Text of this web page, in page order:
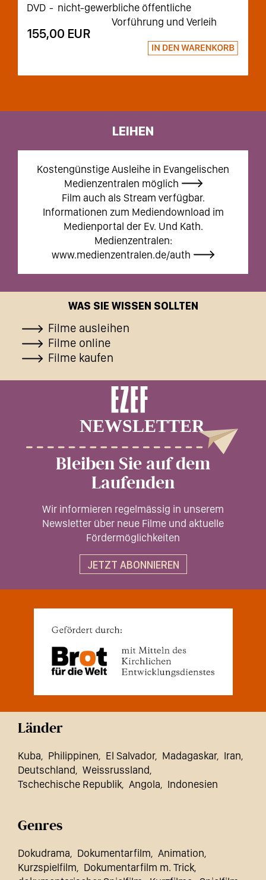
DVD
nicht-gewerbliche öffentliche
Vorführung und Verleih
155,00 EUR
LEIHEN
Kostengünstige Ausleihe in Evangelischen
Medienzentralen möglich
Film auch als Stream verfügbar.
Informationen zum Mediendownload im
Medienportal der Ev. Und Kath.
Medienzentralen:
www.medienzentralen.de/auth
WAS SIE WISSEN SOLLTEN
Filme ausleihen
Filme online
Filme kaufen
Bleiben Sie auf dem
Laufenden
Wir informieren regelmässig in unserem
Newsletter über neue Filme und aktuelle
Fördermöglichkeiten
JETZT ABONNIEREN
Länder
Kuba Philippinen El Salvador Madagaskar
Iran
Deutschland
Weissrussland
Tschechische Republik Angola Indonesien
Genres
Dokudrama Dokumentarfilm
Animation
Kurzspielfilm
Dokumentarfilm m. Trick